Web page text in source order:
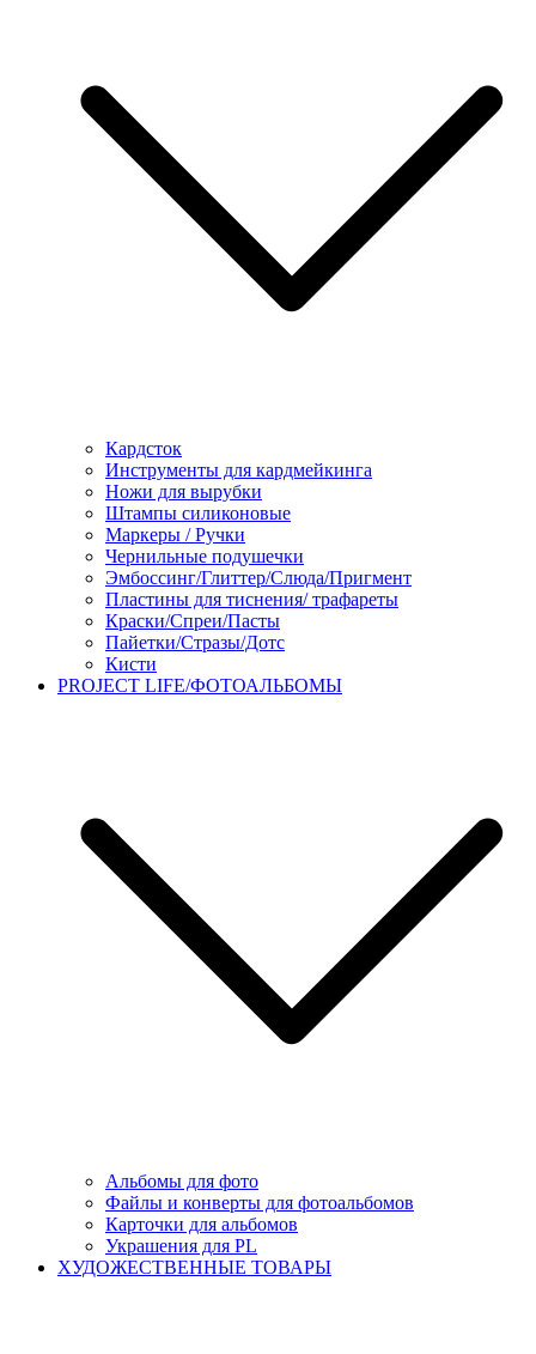
Кардсток
Инструменты для кардмейкинга
Ножи для вырубки
Штампы силиконовые
Маркеры / Ручки
Чернильные подушечки
Эмбоссинг/Глиттер/Слюда/Пригмент
Пластины для тиснения/ трафареты
Краски/Спреи/Пасты
Пайетки/Стразы/Дотс
Кисти
PROJECT LIFE/ФОТОАЛЬБОМЫ
Альбомы для фото
Файлы и конверты для фотоальбомов
Карточки для альбомов
Украшения для PL
ХУДОЖЕСТВЕННЫЕ ТОВАРЫ